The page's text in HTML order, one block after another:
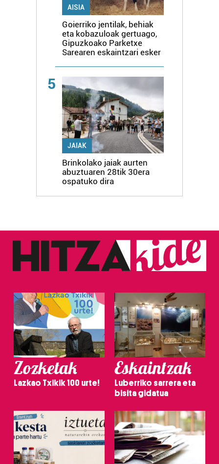
AISIA
Goierriko jentilak, behiak
eta kobazuloak gertuago,
Gipuzkoako Parketxe
Sarearen eskaintzari esker
5
JAIAK
Brinkolako jaiak aurten
abuztuaren 28tik 30era
ospatuko dira
Zozketak
Lazkao Txikik 100 urte!
Eskaintzak
Luberriko sarrera eta
bisita gidatua